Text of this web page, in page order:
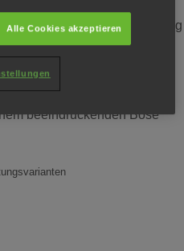
Vollhybrid-Leistung
und Komfort für
Glasschiebedach,
beeindruckenden Bose
Alle Cookies akzeptieren